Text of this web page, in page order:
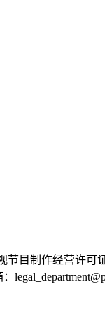
节目制作经营许可